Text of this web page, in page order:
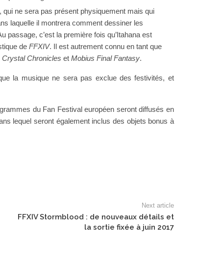
ne sera pas présent physiquement mais qui
laquelle il montrera comment dessiner les
passage, c’est la première fois qu’Itahana est
de FFXIV. Il est autrement connu en tant que
Crystal Chronicles et Mobius Final Fantasy.
la musique ne sera pas exclue des festivités, et
du Fan Festival européen seront diffusés en
lequel seront également inclus des objets bonus à
Next article
FFXIV Stormblood : de nouveaux détails et
la sortie fixée à juin 2017